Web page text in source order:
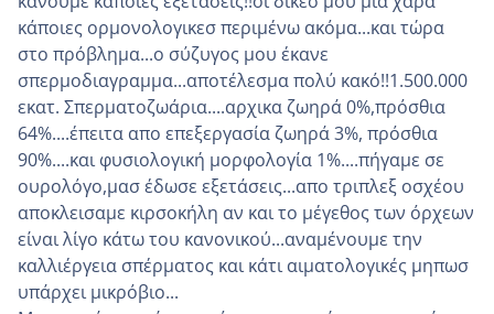
κάποιες ορμονολογικεσ περιμένω ακόμα...και τώρα
στο πρόβλημα...ο σύζυγος μου έκανε
σπερμοδιαγραμμα...αποτέλεσμα πολύ κακό!!1.500.000
εκατ. Σπερματοζωάρια....αρχικα ζωηρά 0%,πρόσθια
64%....έπειτα απο επεξεργασία ζωηρά 3%, πρόσθια
90%....και φυσιολογική μορφολογία 1%....πήγαμε σε
ουρολόγο,μασ έδωσε εξετάσεις...απο τριπλεξ οσχέου
αποκλεισαμε κιρσοκήλη αν και το μέγεθος των όρχεων
είναι λίγο κάτω του κανονικού...αναμένουμε την
καλλιέργεια σπέρματος και κάτι αιματολογικές μηπωσ
υπάρχει μικρόβιο...